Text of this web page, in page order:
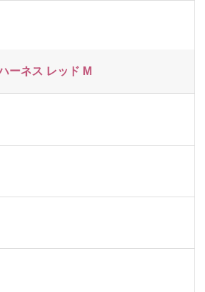
ーネス レッド M